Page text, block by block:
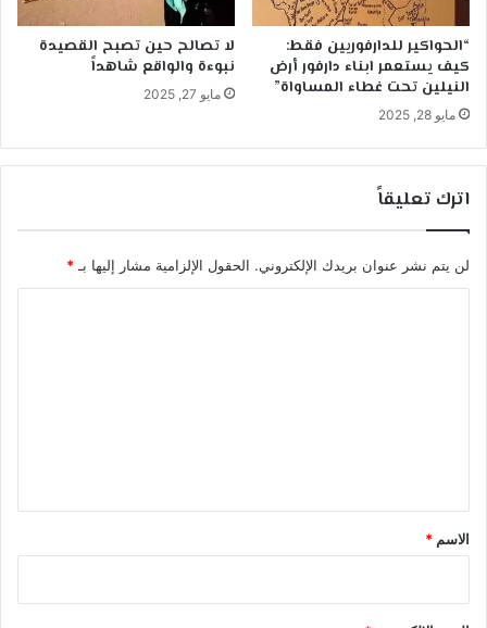
“الحواكير للدارفوريين فقط:
كيف يستعمر ابناء دارفور أرض
النيلين تحت غطاء المساواة”
مايو 28, 2025
لا تصالح حين تصبح القصيدة
نبوءة والواقع شاهداً
مايو 27, 2025
اترك تعليقاً
لن يتم نشر عنوان بريدك الإلكتروني. الحقول الإلزامية مشار إليها بـ *
*
الاسم *